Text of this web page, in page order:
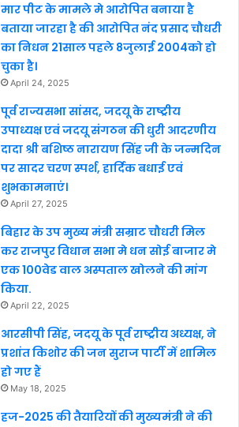
मार पीट के मामले मे आरोपित बनाया है
बताया जारहा है की आरोपित नंद प्रसाद चौधरी
का निधन 21साल पहले 8जुलाई 2004को हो
चुका है।
April 24, 2025
पूर्व राज्यसभा सांसद, जदयू के राष्ट्रीय
उपाध्यक्ष एवं जदयू संगठन की धुरी आदरणीय
दादा श्री बशिष्ठ नारायण सिंह जी के जन्मदिन
पर सादर चरण स्पर्श, हार्दिक बधाई एवं
शुभकामनाएं।
April 27, 2025
बिहार के उप मुख्य मंत्री सम्राट चौधरी मिल
कर राजपुर विधान सभा मे धन सोई बाजार मे
एक 100वेड वाल अस्पताल खोलने की मांग
किया.
April 22, 2025
आरसीपी सिंह, जदयू के पूर्व राष्ट्रीय अध्यक्ष, ने
प्रशांत किशोर की जन सुराज पार्टी में शामिल
हो गए हैं
May 18, 2025
हज-2025 की तैयारियों की मुख्यमंत्री ने की